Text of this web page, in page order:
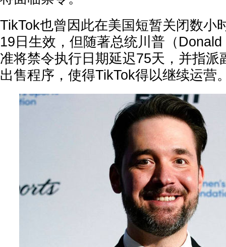
TikTok也曾因此在美国短暂关闭数小
19日生效，但随著总统川普（
准将禁令执行日期延迟75天，并指派
出售程序，使得TikTok得以继续运营